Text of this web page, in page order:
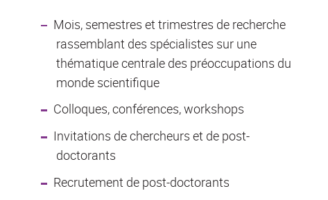
Mois, semestres et trimestres de recherche
rassemblant des spécialistes sur une
thématique centrale des préoccupations du
monde scientifique
Colloques, conférences, workshops
Invitations de chercheurs et de post-
doctorants
Recrutement de post-doctorants